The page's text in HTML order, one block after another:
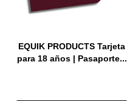
EQUIK PRODUCTS Tarjeta
para 18 años | Pasaporte...